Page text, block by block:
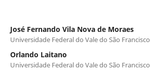
José Fernando Vila Nova de Moraes
Universidade Federal do Vale do São Francisco
Orlando Laitano
Universidade Federal do Vale do São Francisco